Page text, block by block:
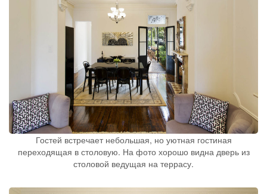
Гостей встречает небольшая, но уютная гостиная
переходящая в столовую. На фото хорошо видна дверь из
столовой ведущая на террасу.